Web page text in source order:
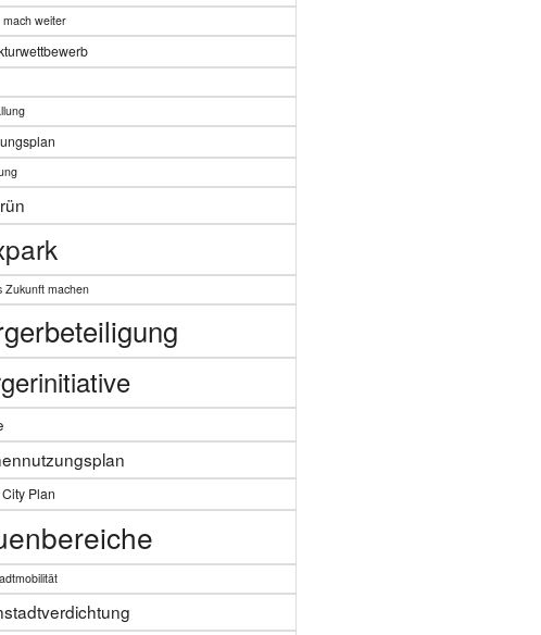
mach weiter
Zukunft machen
Plan